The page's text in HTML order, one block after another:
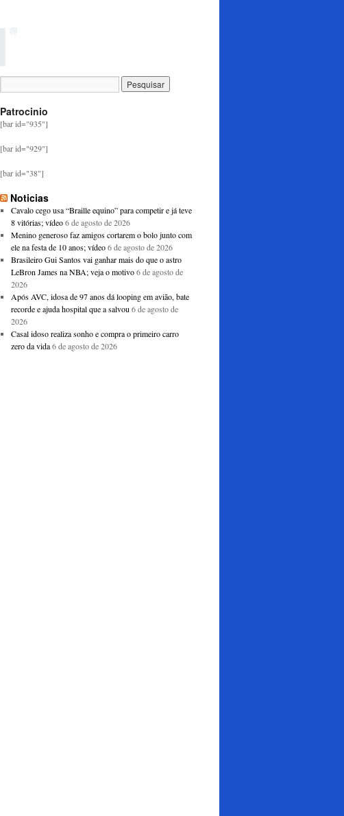
Patrocinio
[bar id="935"]
[bar id="929"]
[bar id="38"]
Noticias
Cavalo cego usa “Braille equino” para competir e já teve
8 vitórias; vídeo 6 de agosto de 2026
Menino generoso faz amigos cortarem o bolo junto com
ele na festa de 10 anos; vídeo 6 de agosto de 2026
Brasileiro Gui Santos vai ganhar mais do que o astro
LeBron James na NBA; veja o motivo 6 de agosto de
2026
Após AVC, idosa de 97 anos dá looping em avião, bate
recorde e ajuda hospital que a salvou 6 de agosto de
2026
Casal idoso realiza sonho e compra o primeiro carro
zero da vida 6 de agosto de 2026